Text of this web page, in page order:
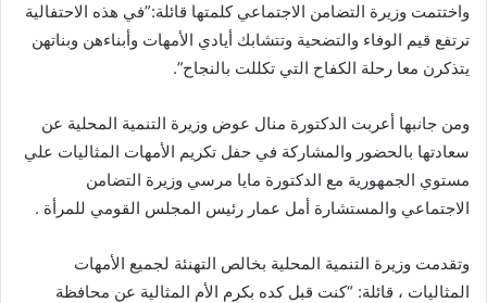
واختتمت وزيرة التضامن الاجتماعي كلمتها قائلة:”في هذه الاحتفالية
ترتفع قيم الوفاء والتضحية وتتشابك أيادي الأمهات وأبناءهن وبناتهن
يتذكرن معا رحلة الكفاح التي تكللت بالنجاح”.
ومن جانبها أعربت الدكتورة منال عوض وزيرة التنمية المحلية عن
سعادتها بالحضور والمشاركة في حفل تكريم الأمهات المثاليات علي
مستوي الجمهورية مع الدكتورة مايا مرسي وزيرة التضامن
الاجتماعي والمستشارة أمل عمار رئيس المجلس القومي للمرأة .
وتقدمت وزيرة التنمية المحلية بخالص التهنئة لجميع الأمهات
المثاليات ، قائلة: “كنت قبل كده بكرم الأم المثالية عن محافظة